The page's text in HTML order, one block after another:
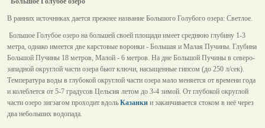
В ранних источниках дается прежнее название Большого Голубого озера: Светлое.
Большое Голубое озеро на большей своей площади имеет среднюю глубину 1-3
метра, однако имеется две карстовые воронки - Большая и Малая Пучины. Глубина
Большой Пучины 18 метров, Малой - 6 метров. На дне Большой Пучины в северо-
западной округлой части озера бьют ключи, насыщенные гипсом (до 250 л/сек).
Температура воды в глубокой округлой части озера мало меняется от времени года
и колеблется от 5-7 градусов Цельсия летом до 3-4 зимой. От глубокой округлой
части озеро зигзагом проходит вдоль Казанки и заканчивается стоком в неё через
два небольших водопада.